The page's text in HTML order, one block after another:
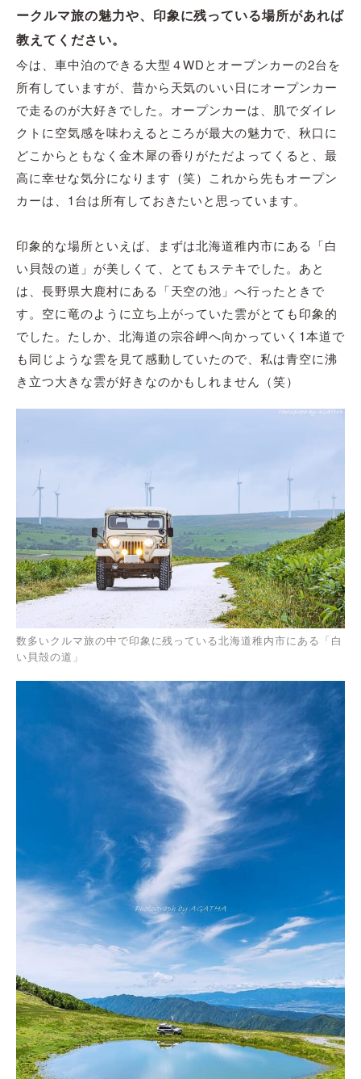
ークルマ旅の魅力や、印象に残っている場所があれば
教えてください。
今は、車中泊のできる大型４WDとオープンカーの2台を
所有していますが、昔から天気のいい日にオープンカー
で走るのが大好きでした。オープンカーは、肌でダイレ
クトに空気感を味わえるところが最大の魅力で、秋口に
どこからともなく金木犀の香りがただよってくると、最
高に幸せな気分になります（笑）これから先もオープン
カーは、1台は所有しておきたいと思っています。
印象的な場所といえば、まずは北海道稚内市にある「白
い貝殻の道」が美しくて、とてもステキでした。あと
は、長野県大鹿村にある「天空の池」へ行ったときで
す。空に竜のように立ち上がっていた雲がとても印象的
でした。たしか、北海道の宗谷岬へ向かっていく1本道で
も同じような雲を見て感動していたので、私は青空に沸
き立つ大きな雲が好きなのかもしれません（笑）
数多いクルマ旅の中で印象に残っている北海道稚内市にある「白
い貝殻の道」